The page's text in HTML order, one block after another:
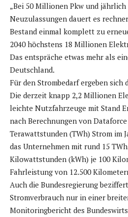
„Bei 50 Millionen Pkw und
Neuzulassungen dauert es
Bestand einmal komplett zu
2040 höchstens 18 Millionen
Das entspräche etwas mehr als
Deutschland.
Für den Strombedarf ergeben sich
Die derzeit knapp 2,2 Millionen
leichte Nutzfahrzeuge mit Stand
nach Berechnungen von
Terawattstunden (TWh) Strom im
das Unternehmen mit rund 15
Kilowattstunden (kWh) je 100
Fahrleistung von 12.500
Auch die Bundesregierung
Stromverbrauch nur in einer
Monitoringbericht des